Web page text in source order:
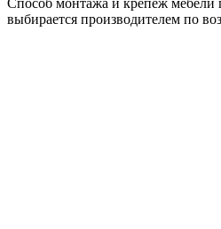
выбирается производителем по